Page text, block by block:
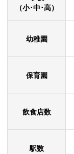
（小･中･高）
幼稚園
保育園
飲食店数
駅数